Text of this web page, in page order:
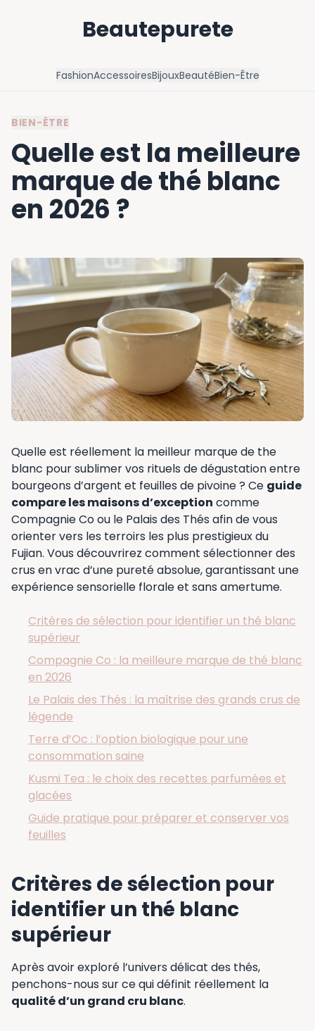
Beautepurete
FashionAccessoiresBijouxBeautéBien-Être
BIEN-ÊTRE
Quelle est la meilleure
marque de thé blanc
en 2026 ?
Quelle est réellement la meilleur marque de the
blanc pour sublimer vos rituels de dégustation entre
bourgeons d’argent et feuilles de pivoine ? Ce guide
compare les maisons d’exception comme
Compagnie Co ou le Palais des Thés afin de vous
orienter vers les terroirs les plus prestigieux du
Fujian. Vous découvrirez comment sélectionner des
crus en vrac d’une pureté absolue, garantissant une
expérience sensorielle florale et sans amertume.
Critères de sélection pour identifier un thé blanc
supérieur
Compagnie Co : la meilleure marque de thé blanc
en 2026
Le Palais des Thés : la maîtrise des grands crus de
légende
Terre d’Oc : l’option biologique pour une
consommation saine
Kusmi Tea : le choix des recettes parfumées et
glacées
Guide pratique pour préparer et conserver vos
feuilles
Critères de sélection pour
identifier un thé blanc
supérieur
Après avoir exploré l’univers délicat des thés,
penchons-nous sur ce qui définit réellement la
qualité d’un grand cru blanc.